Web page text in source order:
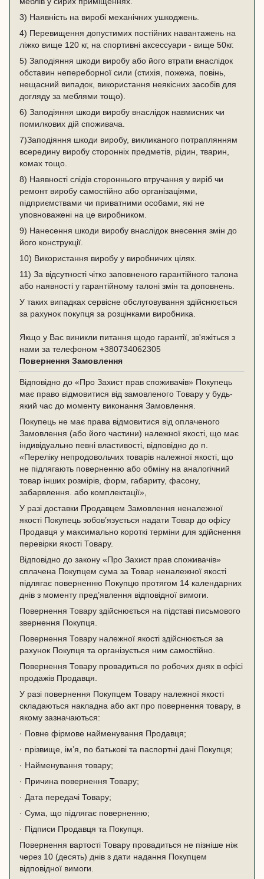
3) Наявність на виробі механічних ушкоджень.
4) Перевищення допустимих постійних навантажень на
ліжко вище 120 кг, на спортивні аксессуари - вище 50кг.
5) Заподіяння шкоди виробу або його втрати внаслідок
обставин непереборної сили (стихія, пожежа, повінь,
нещасний випадок, використання неякісних засобів для
догляду за меблями тощо).
6) Заподіяння шкоди виробу внаслідок навмисних чи
помилкових дій споживача.
7)Заподіяння шкоди виробу, викликаного потраплянням
всередину виробу сторонніх предметів, рідин, тварин,
комах тощо.
8) Наявності слідів стороннього втручання у виріб чи
ремонт виробу самостійно або організаціями,
підприємствами чи приватними особами, які не
уповноважені на це виробником.
9) Нанесення шкоди виробу внаслідок внесення змін до
його конструкції.
10) Використання виробу у виробничих цілях.
11) За відсутності чітко заповненого гарантійного талона
або наявності у гарантійному талоні змін та доповнень.
У таких випадках сервісне обслуговування здійснюється
за рахунок покупця за розцінками виробника.
Якщо у Вас виникли питання щодо гарантії, зв'яжіться з
нами за телефоном +380734062305
Повернення Замовлення
Відповідно до «Про Захист прав споживачів» Покупець
має право відмовитися від замовленого Товару у будь-
який час до моменту виконання Замовлення.
Покупець не має права відмовитися від оплаченого
Замовлення (або його частини) належної якості, що має
індивідуально певні властивості, відповідно до п.
«Переліку непродовольчих товарів належної якості, що
не підлягають поверненню або обміну на аналогічний
товар інших розмірів, форм, габариту, фасону,
забарвлення. або комплектації»,
У разі доставки Продавцем Замовлення неналежної
якості Покупець зобов’язується надати Товар до офісу
Продавця у максимально короткі терміни для здійснення
перевірки якості Товару.
Відповідно до закону «Про Захист прав споживачів»
сплачена Покупцем сума за Товар неналежної якості
підлягає поверненню Покупцю протягом 14 календарних
днів з моменту пред’явлення відповідної вимоги.
Повернення Товару здійснюється на підставі письмового
звернення Покупця.
Повернення Товару належної якості здійснюється за
рахунок Покупця та організується ним самостійно.
Повернення Товару провадиться по робочих днях в офісі
продажів Продавця.
У разі повернення Покупцем Товару належної якості
складаються накладна або акт про повернення товару, в
якому зазначаються:
· Повне фірмове найменування Продавця;
· прізвище, ім’я, по батькові та паспортні дані Покупця;
· Найменування товару;
· Причина повернення Товару;
· Дата передачі Товару;
· Сума, що підлягає поверненню;
· Підписи Продавця та Покупця.
Повернення вартості Товару провадиться не пізніше ніж
через 10 (десять) днів з дати надання Покупцем
відповідної вимоги.